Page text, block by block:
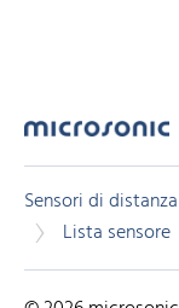
Sensori di distanza
Lista sensore